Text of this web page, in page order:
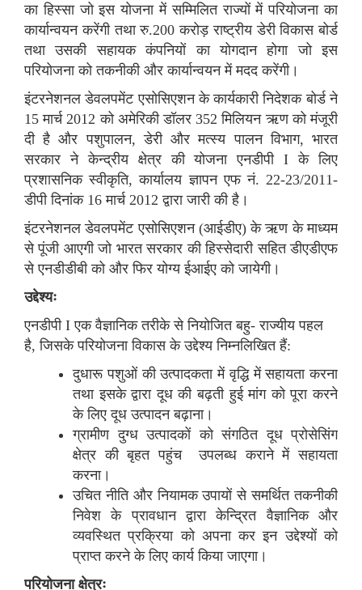
का हिस्सा जो इस योजना में सम्मिलित राज्यों में परियोजना का
कार्यान्वयन करेंगी तथा रु.200 करोड़ राष्ट्रीय डेरी विकास बोर्ड
तथा उसकी सहायक कंपनियों का योगदान होगा जो इस
परियोजना को तकनीकी और कार्यान्वयन में मदद करेंगी।
इंटरनेशनल डेवलपमेंट एसोसिएशन के कार्यकारी निदेशक बोर्ड ने
15 मार्च 2012 को अमेरिकी डॉलर 352 मिलियन ऋण को मंजूरी
दी है और पशुपालन, डेरी और मत्स्य पालन विभाग, भारत
सरकार ने केन्द्रीय क्षेत्र की योजना एनडीपी I के लिए
प्रशासनिक स्वीकृति, कार्यालय ज्ञापन एफ नं. 22-23/2011-
डीपी दिनांक 16 मार्च 2012 द्वारा जारी की है।
इंटरनेशनल डेवलपमेंट एसोसिएशन (आईडीए) के ऋण के माध्यम
से पूंजी आएगी जो भारत सरकार की हिस्सेदारी सहित डीएडीएफ
से एनडीडीबी को और फिर योग्य ईआईए को जायेगी।
उद्देश्यः
एनडीपी I एक वैज्ञानिक तरीके से नियोजित बहु- राज्यीय पहल
है, जिसके परियोजना विकास के उद्देश्य निम्नलिखित हैं:
दुधारू पशुओं की उत्पादकता में वृद्धि में सहायता करना
तथा इसके द्वारा दूध की बढ़ती हुई मांग को पूरा करने
के लिए दूध उत्पादन बढ़ाना।
ग्रामीण दुग्ध उत्पादकों को संगठित दूध प्रोसेसिंग
क्षेत्र की बृहत पहुंच उपलब्ध कराने में सहायता
करना।
उचित नीति और नियामक उपायों से समर्थित तकनीकी
निवेश के प्रावधान द्वारा केन्द्रित वैज्ञानिक और
व्यवस्थित प्रक्रिया को अपना कर इन उद्देश्यों को
प्राप्त करने के लिए कार्य किया जाएगा।
परियोजना क्षेत्रः